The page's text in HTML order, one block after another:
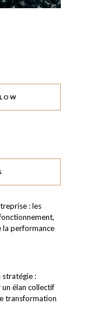
: les
la performance
stratégie :
élan collectif
transformation